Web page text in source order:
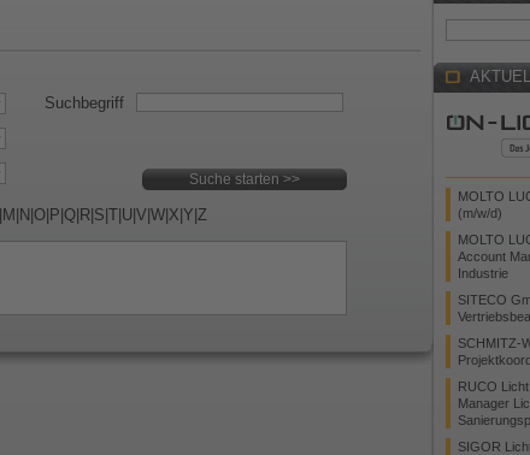
Suchbegriff
M N O P Q R S T U V W X Y Z
MOLTO
(m/w/d)
MOLTO
Account
Industrie
SITECO
SCHMITZ-
RUCO
Manager
SIGOR